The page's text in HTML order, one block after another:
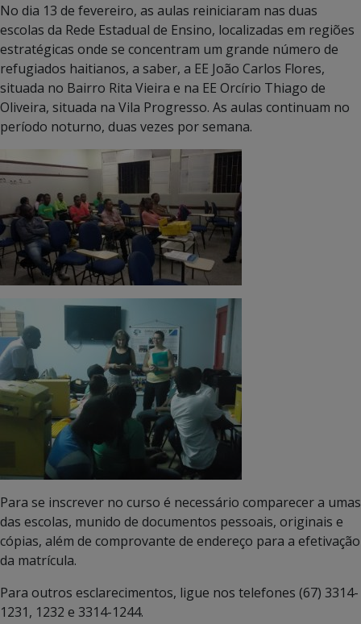
No dia 13 de fevereiro, as aulas reiniciaram nas duas
escolas da Rede Estadual de Ensino, localizadas em regiões
estratégicas onde se concentram um grande número de
refugiados haitianos, a saber, a EE João Carlos Flores,
situada no Bairro Rita Vieira e na EE Orcírio Thiago de
Oliveira, situada na Vila Progresso. As aulas continuam no
período noturno, duas vezes por semana.
Para se inscrever no curso é necessário comparecer a umas
das escolas, munido de documentos pessoais, originais e
cópias, além de comprovante de endereço para a efetivação
da matrícula.
Para outros esclarecimentos, ligue nos telefones (67) 3314-
1231, 1232 e 3314-1244.